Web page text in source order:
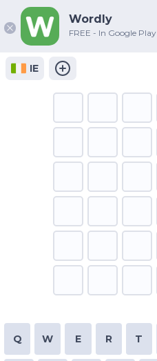
IE
Q W E R T
Wordly
FREE - In Google Play